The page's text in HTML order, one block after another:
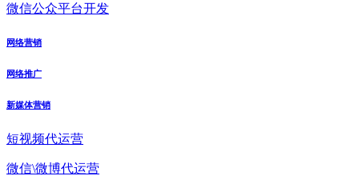
微信公众平台开发
网络营销
网络推广
新媒体营销
短视频代运营
微信\微博代运营